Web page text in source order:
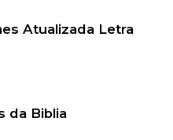
Atualizada Letra
da Biblia